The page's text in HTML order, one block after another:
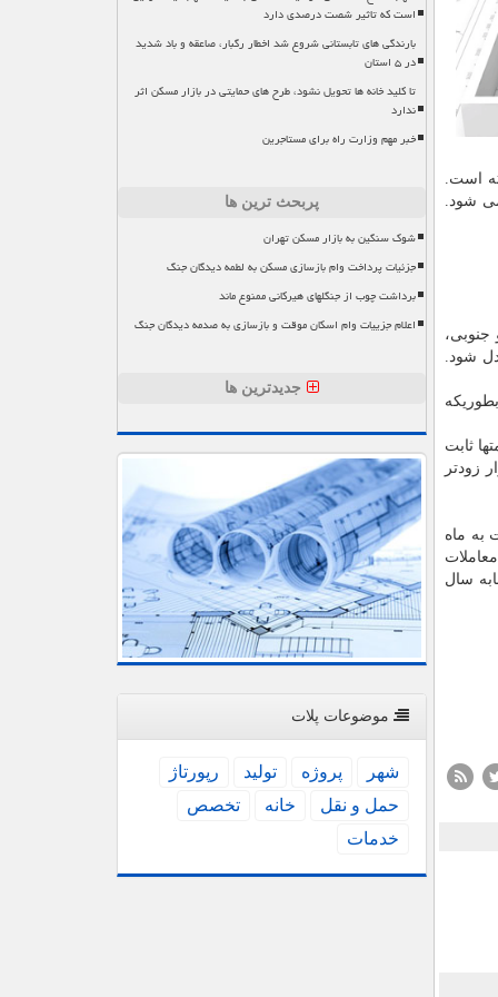
درصد کاهش یافته است.
می شود.
شود.
ثابت
زودتر
به ماه
معاملات
مقایسه با ماه مشابه سال
است که تاثیر شصت درصدی دارد
بارندگی های تابستانی شروع شد اخطار رگبار، صاعقه و باد شدید
در ۵ استان
تا کلید خانه ها تحویل نشود، طرح های حمایتی در بازار مسکن اثر
ندارد
خبر مهم وزارت راه برای مستاجرین
پربحث ترین ها
شوک سنگین به بازار مسکن تهران
جزئیات پرداخت وام بازسازی مسکن به لطمه دیدگان جنگ
برداشت چوب از جنگلهای هیرکانی ممنوع ماند
اعلام جزییات وام اسکان موقت و بازسازی به صدمه دیدگان جنگ
جدیدترین ها
موضوعات پلات
شهر پروژه تولید
رپورتاژ
حمل و نقل
خانه
تخصص
خدمات